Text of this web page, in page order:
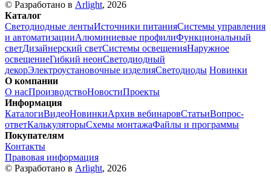
© Разработано в Arlight, 2026
Каталог
Светодиодные лентыИсточники питанияСистемы управления
и автоматизацииАлюминиевые профилиФункциональный
светДизайнерский светСистемы освещенияНаружное
освещениеГибкий неонСветодиодный
декорЭлектроустановочные изделияСветодиоды Новинки
О компании
О насПроизводствоНовостиПроекты
Информация
КаталогиВидеоНовинкиАрхив вебинаровСтатьиВопрос-
ответКалькуляторыСхемы монтажаФайлы и программы
Покупателям
Контакты
Правовая информация
© Разработано в Arlight, 2026